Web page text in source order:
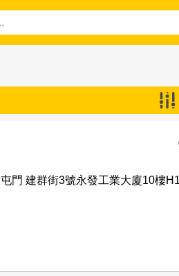
屯門 建群街3號永發工業大廈10樓